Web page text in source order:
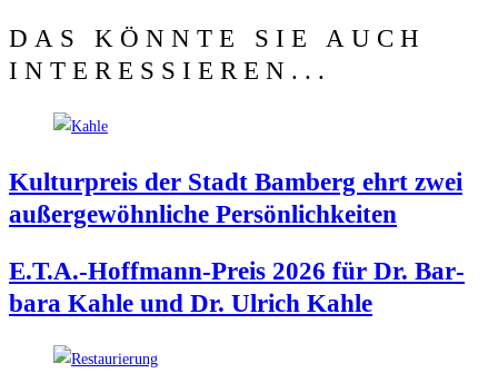
DAS KÖNNTE SIE AUCH
INTERESSIEREN...
Kul­tur­preis der Stadt Bam­berg ehrt zwei
außer­ge­wöhn­li­che Persönlichkeiten
E.T.A.-Hoffmann-Preis 2026 für Dr. Bar­
ba­ra Kah­le und Dr. Ulrich Kahle